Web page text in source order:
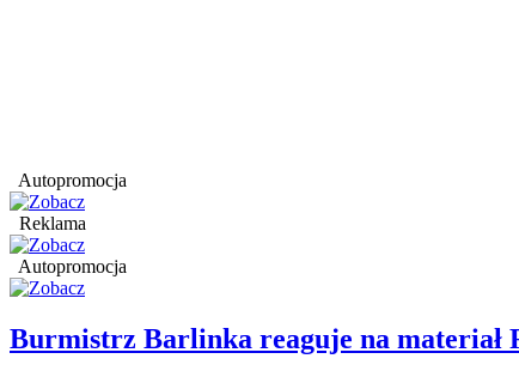
Autopromocja
Reklama
Autopromocja
Burmistrz Barlinka reaguje na materiał